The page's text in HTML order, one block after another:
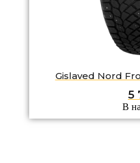
Gislaved Nord
5
В